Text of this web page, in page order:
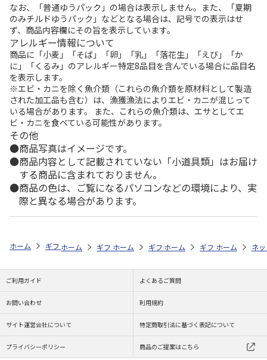
なお、「普通ゆうパック」の場合は表示しません。また、「夏期
のみチルドゆうパック」などとなる場合は、記号での表示はせ
ず、商品内容欄にその旨を表示しています。
アレルギー情報について
商品に「小麦」「そば」「卵」「乳」「落花生」「えび」「か
に」「くるみ」のアレルギー特定8品目を含んでいる場合に品目名
を表示します。
※エビ・カニを除く魚介類（これらの魚介類を原材料として製造
された加工品も含む）は、漁獲漁法によりエビ・カニが混じって
いる場合があります。 また、これらの魚介類は、エサとしてエ
ビ・カニを食べている可能性があります。
その他
商品写真はイメージです。
商品内容として記載されていない「小道具類」はお届け
する商品に含まれておりません。
商品の色は、ご覧になるパソコンなどの環境により、実
際と異なる場合があります。
ホーム ギフトストア お中元・夏ギフト特集 2026 お菓子・スイーツ
ホーム ギフトストア お中元・夏ギフト特集 2026
ホーム ギフトストア お中元・夏ギフト
ホーム ギフトストア お
ホーム ネ
ご利用ガイド よくあるご質問
お問い合わせ 利用規約
サイト運営会社について 特定商取引法に基づく表記について
プライバシーポリシー 商品のご提案はこちら